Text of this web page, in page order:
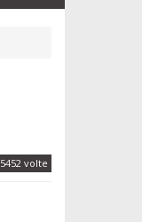
5452 volte